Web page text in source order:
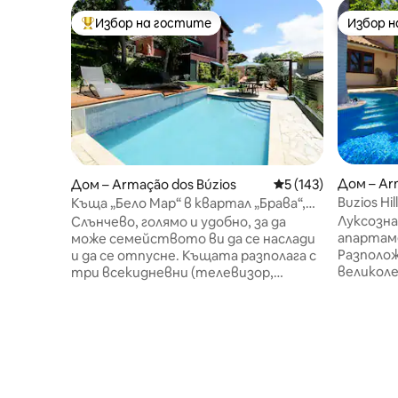
Най-популярен избор на гостите
Избор на гостите
Дом – Armação dos Búzios Средна оценка: 5
5 (143)
Къща „Бело Мар“ в квартал „Брава“,
близо до центъра
Слънчево, голямо и удобно, за да
може семейството ви да се наслади
и да се отпусне. Къщата разполага с
три всекидневни (телевизор,
Избор
Избор
Дом –
Buzios